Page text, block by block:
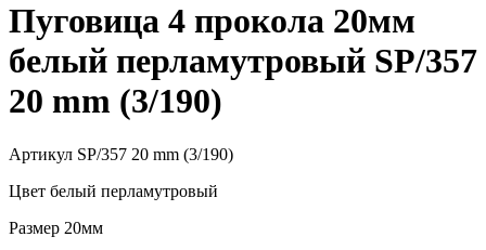
Пуговица 4 прокола 20мм
белый перламутровый SP/357
20 mm (3/190)
Артикул SP/357 20 mm (3/190)
Цвет белый перламутровый
Размер 20мм